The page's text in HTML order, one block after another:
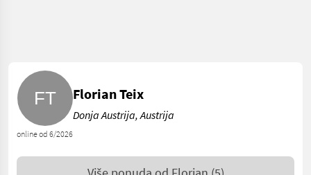
online od 6/2026
Florian Teix
Donja Austrija, Austrija